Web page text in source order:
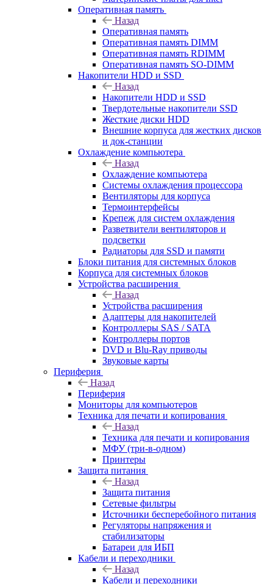
Оперативная память
Назад
Оперативная память
Оперативная память DIMM
Оперативная память RDIMM
Оперативная память SO-DIMM
Накопители HDD и SSD
Назад
Накопители HDD и SSD
Твердотельные накопители SSD
Жесткие диски HDD
Внешние корпуса для жестких дисков
и док-станции
Охлаждение компьютера
Назад
Охлаждение компьютера
Системы охлаждения процессора
Вентиляторы для корпуса
Термоинтерфейсы
Крепеж для систем охлаждения
Разветвители вентиляторов и
подсветки
Радиаторы для SSD и памяти
Блоки питания для системных блоков
Корпуса для системных блоков
Устройства расширения
Назад
Устройства расширения
Адаптеры для накопителей
Контроллеры SAS / SATA
Контроллеры портов
DVD и Blu-Ray приводы
Звуковые карты
Периферия
Назад
Периферия
Мониторы для компьютеров
Техника для печати и копирования
Назад
Техника для печати и копирования
МФУ (три-в-одном)
Принтеры
Защита питания
Назад
Защита питания
Сетевые фильтры
Источники бесперебойного питания
Регуляторы напряжения и
стабилизаторы
Батареи для ИБП
Кабели и переходники
Назад
Кабели и переходники